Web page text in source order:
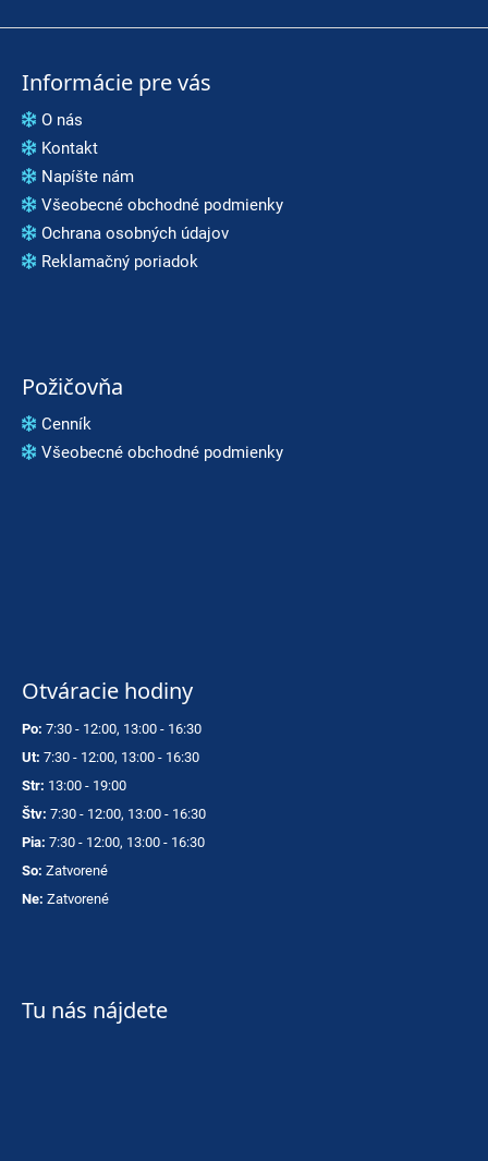
Informácie pre vás
O nás
Kontakt
Napíšte nám
Všeobecné obchodné podmienky
Ochrana osobných údajov
Reklamačný poriadok
Požičovňa
Cenník
Všeobecné obchodné podmienky
Otváracie hodiny
Po: 7:30 - 12:00, 13:00 - 16:30
Ut: 7:30 - 12:00, 13:00 - 16:30
Str: 13:00 - 19:00
Štv: 7:30 - 12:00, 13:00 - 16:30
Pia: 7:30 - 12:00, 13:00 - 16:30
So: Zatvorené
Ne: Zatvorené
Tu nás nájdete